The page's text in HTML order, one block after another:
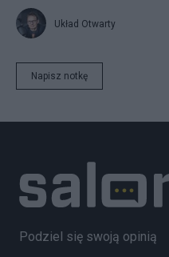
Układ Otwarty
Napisz notkę
Podziel się swoją opinią